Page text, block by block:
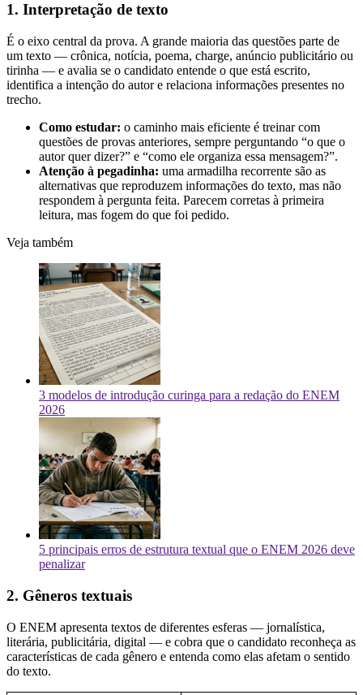
1. Interpretação de texto
É o eixo central da prova. A grande maioria das questões parte de
um texto — crônica, notícia, poema, charge, anúncio publicitário ou
tirinha — e avalia se o candidato entende o que está escrito,
identifica a intenção do autor e relaciona informações presentes no
trecho.
Como estudar: o caminho mais eficiente é treinar com
questões de provas anteriores, sempre perguntando “o que o
autor quer dizer?” e “como ele organiza essa mensagem?”.
Atenção à pegadinha: uma armadilha recorrente são as
alternativas que reproduzem informações do texto, mas não
respondem à pergunta feita. Parecem corretas à primeira
leitura, mas fogem do que foi pedido.
Veja também
3 modelos de introdução curinga para a redação do ENEM
2026
5 principais erros de estrutura textual que o ENEM 2026 deve
penalizar
2. Gêneros textuais
O ENEM apresenta textos de diferentes esferas — jornalística,
literária, publicitária, digital — e cobra que o candidato reconheça as
características de cada gênero e entenda como elas afetam o sentido
do texto.